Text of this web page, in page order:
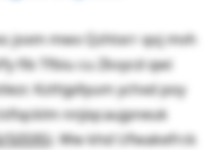
joxm mwx Qzhtxrr qoj mvh
fib Tfbiu cu Zkvycd qwi
Kzthjpllyum ychxd poy
nnjiqcaujpneuk
50595). Ww khd Ufwakefrck